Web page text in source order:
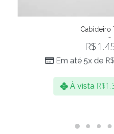
ADICIONAR
Cabideiro
R$
Em até 5x de R$
À vista R$